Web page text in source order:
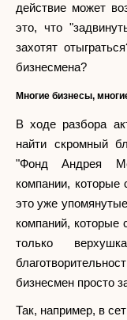
действие может
это, что
захотят
бизнесмена?
Многие бизнесы,
В ходе разбора
найти скромный
"Фонд Андрея
компании,
это уже
компаний, которые
только
бизнесмен просто
Так, например, в